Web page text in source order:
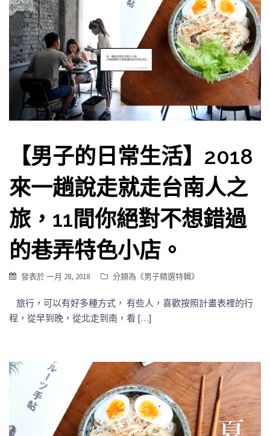
【男子的日常生活】2018
來一趟說走就走台南人之
旅，11間你絕對不想錯過
的巷弄特色小店。
發表於一月 28, 2018 分類為《男子精選特輯》
旅行，可以有好多種方式， 有些人，喜歡按照計畫表裡的行
程，從早到晚，從北走到南，看 […]